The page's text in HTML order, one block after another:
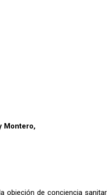
Montero,
objeción de conciencia